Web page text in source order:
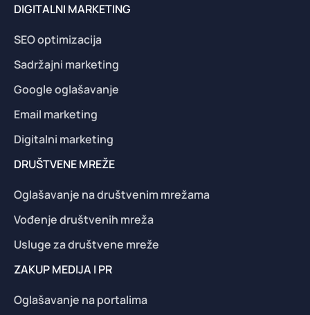
DIGITALNI MARKETING
SEO optimizacija
Sadržajni marketing
Google oglašavanje
Email marketing
Digitalni marketing
DRUŠTVENE MREŽE
Oglašavanje na društvenim mrežama
Vođenje društvenih mreža
Usluge za društvene mreže
ZAKUP MEDIJA I PR
Oglašavanje na portalima